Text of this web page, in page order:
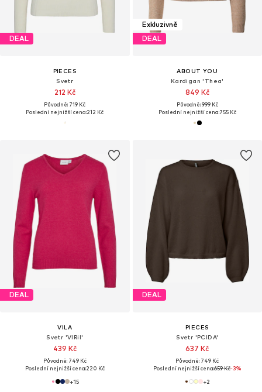
DEAL
PIECES
Svetr
212 Kč
Původně: 719 Kč
Poslední nejnižší cena:212 Kč
Exkluzivně
DEAL
ABOUT YOU
Kardigan 'Thea'
849 Kč
Původně: 999 Kč
Poslední nejnižší cena:755 Kč
DEAL
VILA
Svetr 'VIRil'
439 Kč
Původně: 749 Kč
Poslední nejnižší cena:220 Kč
+15
DEAL
PIECES
Svetr 'PCIDA'
637 Kč
Původně: 749 Kč
Poslední nejnižší cena:659 Kč-3%
+2